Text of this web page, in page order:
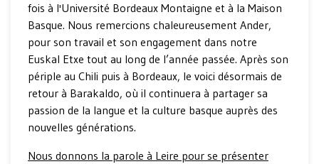
fois à l'Université Bordeaux Montaigne et à la Maison
Basque. Nous remercions chaleureusement Ander,
pour son travail et son engagement dans notre
Euskal Etxe tout au long de l’année passée. Après son
périple au Chili puis à Bordeaux, le voici désormais de
retour à Barakaldo, où il continuera à partager sa
passion de la langue et la culture basque auprès des
nouvelles générations.
Nous donnons la parole à Leire pour se présenter